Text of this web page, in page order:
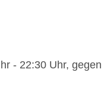
- 22:30 Uhr,